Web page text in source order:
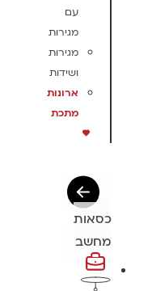
עם
מגירות
מגירות
ושידות
ארונות
מתכת
כסאות
מחשב